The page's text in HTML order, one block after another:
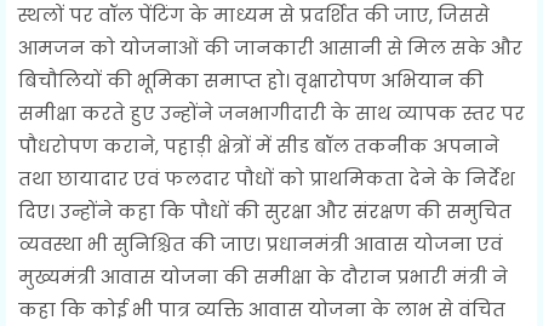
स्थलों पर वॉल पेंटिंग के माध्यम से प्रदर्शित की जाए, जिससे
आमजन को योजनाओं की जानकारी आसानी से मिल सके और
बिचौलियों की भूमिका समाप्त हो। वृक्षारोपण अभियान की
समीक्षा करते हुए उन्होंने जनभागीदारी के साथ व्यापक स्तर पर
पौधरोपण कराने, पहाड़ी क्षेत्रों में सीड बॉल तकनीक अपनाने
तथा छायादार एवं फलदार पौधों को प्राथमिकता देने के निर्देश
दिए। उन्होंने कहा कि पौधों की सुरक्षा और संरक्षण की समुचित
व्यवस्था भी सुनिश्चित की जाए। प्रधानमंत्री आवास योजना एवं
मुख्यमंत्री आवास योजना की समीक्षा के दौरान प्रभारी मंत्री ने
कहा कि कोई भी पात्र व्यक्ति आवास योजना के लाभ से वंचित